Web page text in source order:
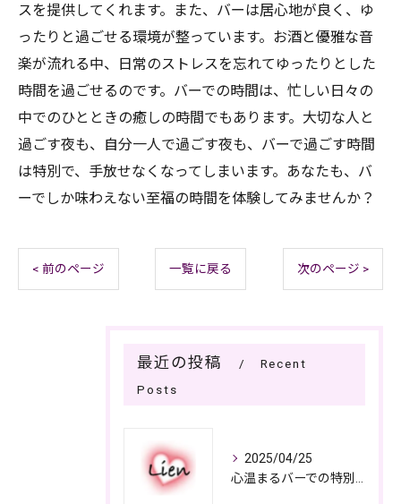
スを提供してくれます。また、バーは居心地が良く、ゆ
ったりと過ごせる環境が整っています。お酒と優雅な音
楽が流れる中、日常のストレスを忘れてゆったりとした
時間を過ごせるのです。バーでの時間は、忙しい日々の
中でのひとときの癒しの時間でもあります。大切な人と
過ごす夜も、自分一人で過ごす夜も、バーで過ごす時間
は特別で、手放せなくなってしまいます。あなたも、バ
ーでしか味わえない至福の時間を体験してみませんか？
< 前のページ 一覧に戻る 次のページ >
最近の投稿
Recent
Posts
2025/04/25